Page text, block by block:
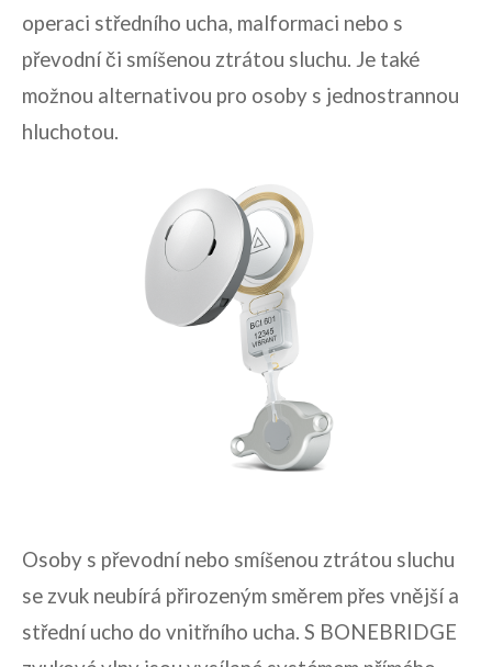
operaci středního ucha, malformaci nebo s
převodní či smíšenou ztrátou sluchu. Je také
možnou alternativou pro osoby s jednostrannou
hluchotou.
Osoby s převodní nebo smíšenou ztrátou sluchu
se zvuk neubírá přirozeným směrem přes vnější a
střední ucho do vnitřního ucha. S BONEBRIDGE